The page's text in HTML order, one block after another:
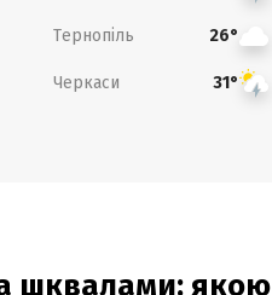
Тернопіль 26°
Черкаси 31°
шквалами: якою